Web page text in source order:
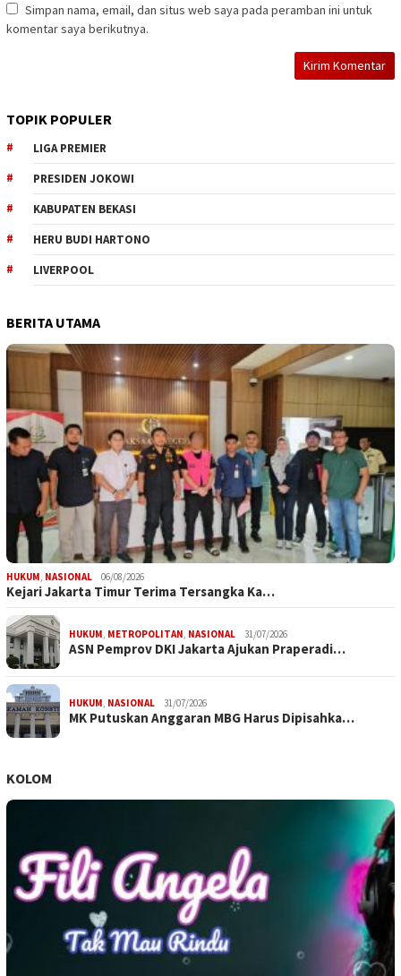
Simpan nama, email, dan situs web saya pada peramban ini untuk
komentar saya berikutnya.
TOPIK POPULER
LIGA PREMIER
PRESIDEN JOKOWI
KABUPATEN BEKASI
HERU BUDI HARTONO
LIVERPOOL
BERITA UTAMA
HUKUM, NASIONAL 06/08/2026
Kejari Jakarta Timur Terima Tersangka Ka…
HUKUM, METROPOLITAN, NASIONAL 31/07/2026
ASN Pemprov DKI Jakarta Ajukan Praperadi…
HUKUM, NASIONAL 31/07/2026
MK Putuskan Anggaran MBG Harus Dipisahka…
KOLOM